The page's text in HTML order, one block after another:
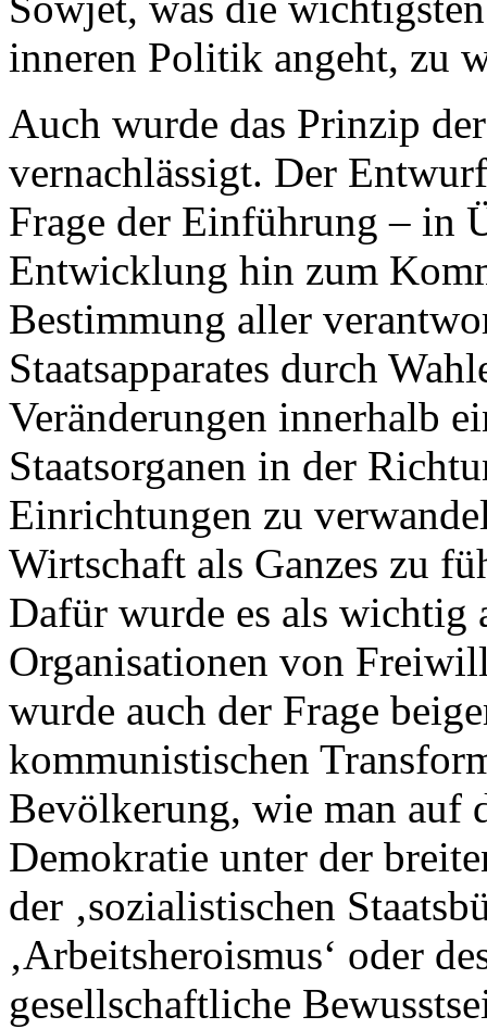
inneren Politik angeht, zu
Auch wurde das Prinzip
vernachlässigt. Der
Frage der Einführung – in
Entwicklung hin zum
Bestimmung aller
Staatsapparates durch
Veränderungen innerhalb
Staatsorganen in der
Einrichtungen zu
Wirtschaft als Ganzes zu
Dafür wurde es als wichtig
Organisationen von
wurde auch der Frage
kommunistischen
Bevölkerung, wie man auf
Demokratie unter der
der ‚sozialistischen
‚Arbeitsheroismus‘ oder
gesellschaftliche